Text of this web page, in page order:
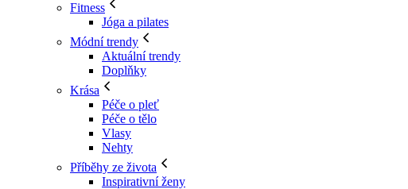
Fitness
Jóga a pilates
Módní trendy
Aktuální trendy
Doplňky
Krása
Péče o pleť
Péče o tělo
Vlasy
Nehty
Příběhy ze života
Inspirativní ženy